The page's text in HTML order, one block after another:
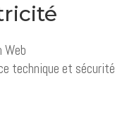
technique et sécurité